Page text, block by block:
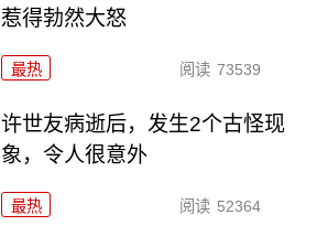
惹得勃然大怒
最热 阅读 73539
许世友病逝后，发生2个古怪现
象，令人很意外
最热 阅读 52364